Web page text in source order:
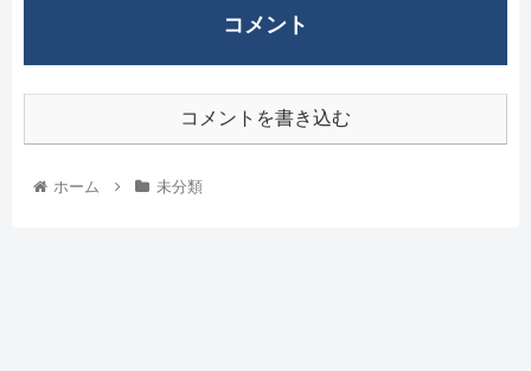
コメント
コメントを書き込む
ホーム 未分類